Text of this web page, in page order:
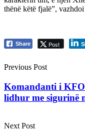
thënë këtë fjalë”,
Share Post
Previous Post
Komandanti i
lidhur me sigurinë
Next Post